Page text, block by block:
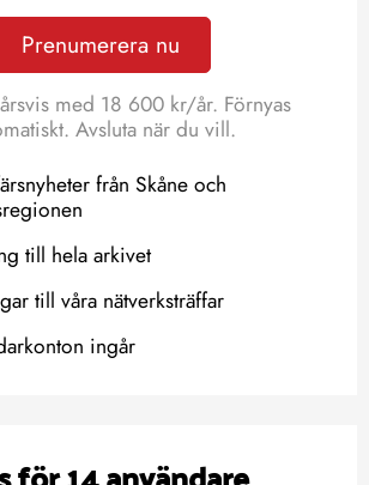
Prenumerera nu
med 18 600 kr/år. Förnyas
Avsluta när du vill.
från Skåne och
till hela arkivet
till våra nätverksträffar
ingår